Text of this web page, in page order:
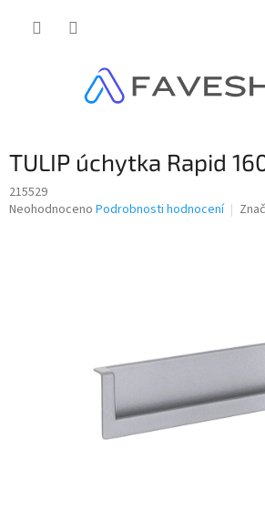
TULIP úchytka Rapid
215529
Průměrné
Neohodnoceno Podrobnosti hodnocení